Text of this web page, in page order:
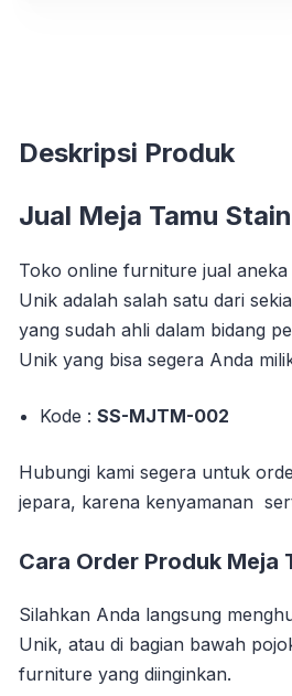
Deskripsi Produk
Jual Meja Tamu
Toko online furniture jual aneka
Unik adalah salah satu dari
yang sudah ahli dalam bidang
Unik yang bisa segera Anda
Kode :SS-MJTM-002
Hubungi kami segera untuk
jepara, karena kenyamanan
Cara Order Produk Meja
Silahkan Anda langsung
Unik, atau di bagian bawah
furniture yang diinginkan.